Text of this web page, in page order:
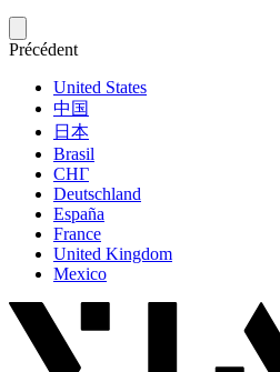
Précédent
United States
中国
日本
Brasil
СНГ
Deutschland
España
France
United Kingdom
Mexico